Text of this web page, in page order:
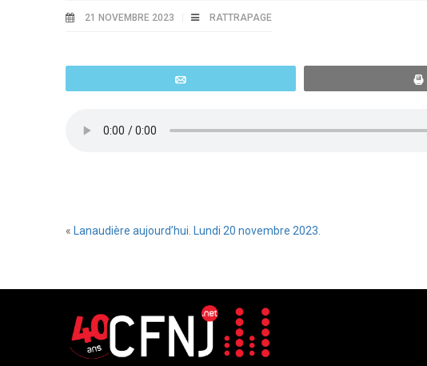
21 NOVEMBRE 2023 RATTRAPAGE
« Lanaudière aujourd’hui. Lundi 20 novembre 2023.